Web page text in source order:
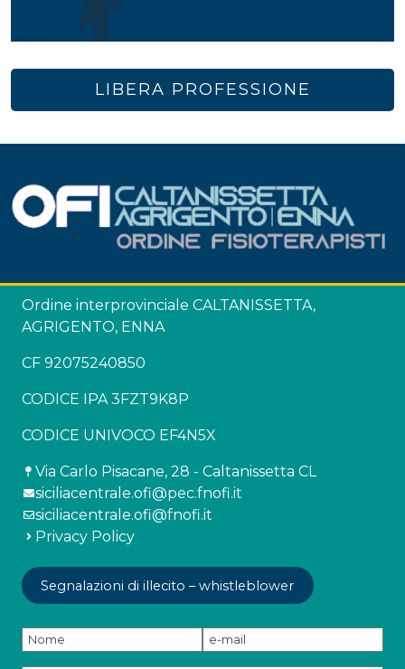
LIBERA PROFESSIONE
Ordine interprovinciale CALTANISSETTA,
AGRIGENTO, ENNA
CF 92075240850
CODICE IPA 3FZT9K8P
CODICE UNIVOCO EF4N5X
Via Carlo Pisacane, 28 - Caltanissetta CL
siciliacentrale.ofi@pec.fnofi.it
siciliacentrale.ofi@fnofi.it
Privacy Policy
Segnalazioni di illecito – whistleblower